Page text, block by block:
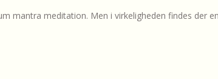
mantra meditation. Men i virkeligheden findes der